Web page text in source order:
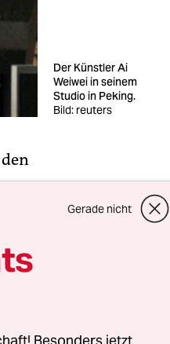
Der Künstler Ai
Weiwei in seinem
Studio in Peking.
Bild: reuters
Gerade nicht
Besonders jetzt